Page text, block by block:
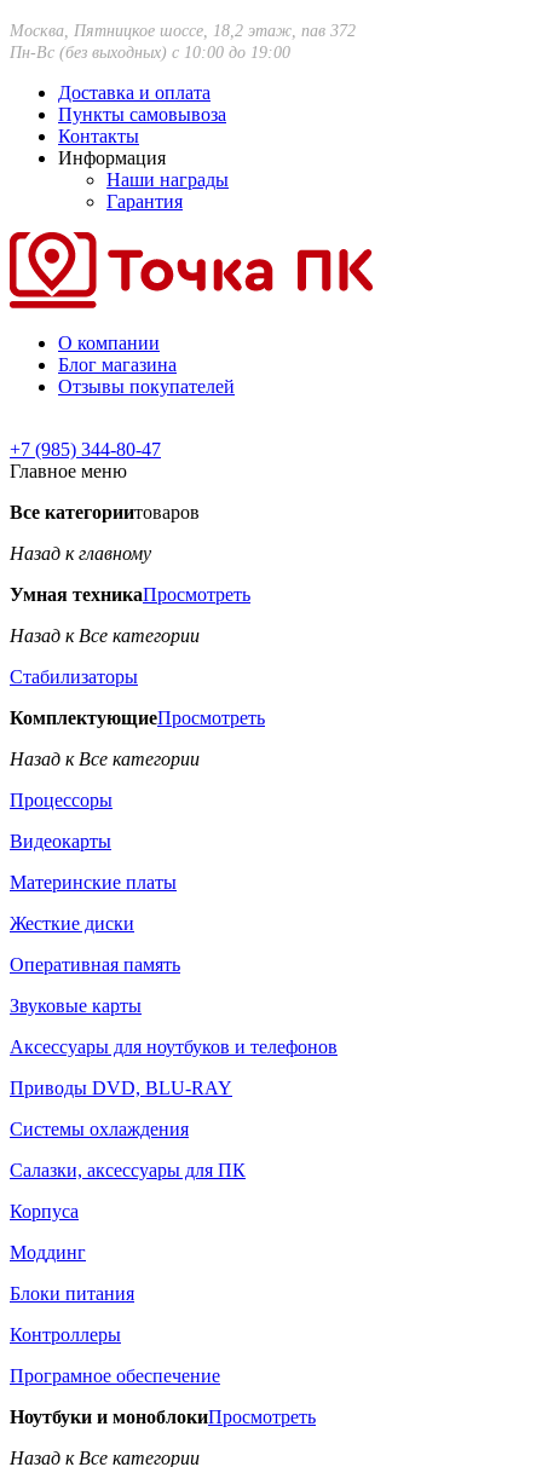
Москва, Пятницкое шоссе, 18,2 этаж, пав 372
Пн-Вс (без выходных) с 10:00 до 19:00
Доставка и оплата
Пункты самовывоза
Контакты
Информация
Наши награды
Гарантия
О компании
Блог магазина
Отзывы покупателей
+7 (985) 344-80-47
Главное меню
Все категориитоваров
Назад к главному
Умная техникаПросмотреть
Назад к Все категории
Стабилизаторы
КомплектующиеПросмотреть
Назад к Все категории
Процессоры
Видеокарты
Материнские платы
Жесткие диски
Оперативная память
Звуковые карты
Аксессуары для ноутбуков и телефонов
Приводы DVD, BLU-RAY
Системы охлаждения
Салазки, аксессуары для ПК
Корпуса
Моддинг
Блоки питания
Контроллеры
Програмное обеспечение
Ноутбуки и моноблокиПросмотреть
Назад к Все категории